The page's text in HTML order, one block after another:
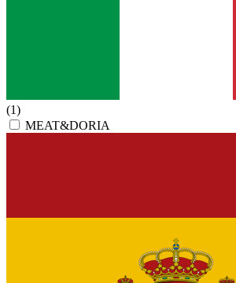
(1)
MEAT&DORIA